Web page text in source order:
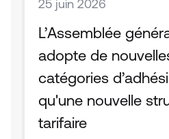
25 juin 2026
L’Assemblée
adopte de
catégories
qu'une nouvelle
tarifaire